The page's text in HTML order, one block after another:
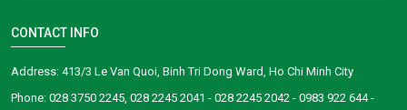
CONTACT INFO
Address: 413/3 Le Van Quoi, Binh Tri Dong Ward, Ho Chi Minh City
Phone: 028 3750 2245, 028 2245 2041 - 028 2245 2042 - 0983 922 644 -